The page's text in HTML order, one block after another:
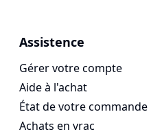
Assistence
Gérer votre compte
Aide à l'achat
État de votre commande
Achats en vrac